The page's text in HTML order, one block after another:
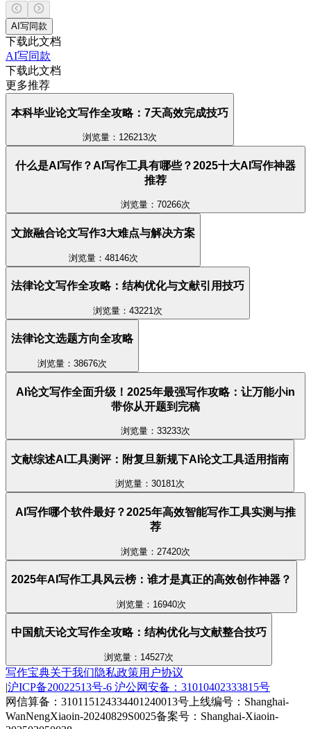
AI写同款
下载此文档
AI写同款
下载此文档
更多推荐
本科毕业论文写作全攻略：7天高效完成技巧
浏览量：126213次
什么是AI写作？AI写作工具有哪些？2025十大AI写作神器
推荐
浏览量：70266次
文旅融合论文写作3大难点与解决方案
浏览量：48146次
法律论文写作全攻略：结构优化与文献引用技巧
浏览量：43221次
法律论文选题方向全攻略
浏览量：38676次
AI论文写作全面升级！2025年最强写作攻略：让万能小in
带你从开题到完稿
浏览量：33233次
文献综述AI工具测评：附复旦新规下AI论文工具适用指南
浏览量：30181次
AI写作哪个软件最好？2025年高效智能写作工具实测与推
荐
浏览量：27420次
2025年AI写作工具风云榜：谁才是真正的高效创作神器？
浏览量：16940次
中国航天论文写作全攻略：结构优化与文献整合技巧
浏览量：14527次
写作宝典关于我们隐私政策用户协议
|沪ICP备20022513号-6 沪公网安备：31010402333815号
网信算备：310115124334401240013号 上线编号：Shanghai-
WanNengXiaoin-20240829S0025备案号：Shanghai-Xiaoin-